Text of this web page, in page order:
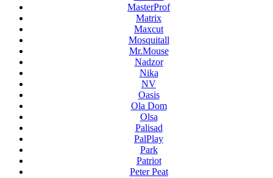
MasterProf
Matrix
Maxcut
Mosquitall
Mr.Mouse
Nadzor
Nika
NV
Oasis
Ola Dom
Olsa
Palisad
PalPlay
Park
Patriot
Peter Peat